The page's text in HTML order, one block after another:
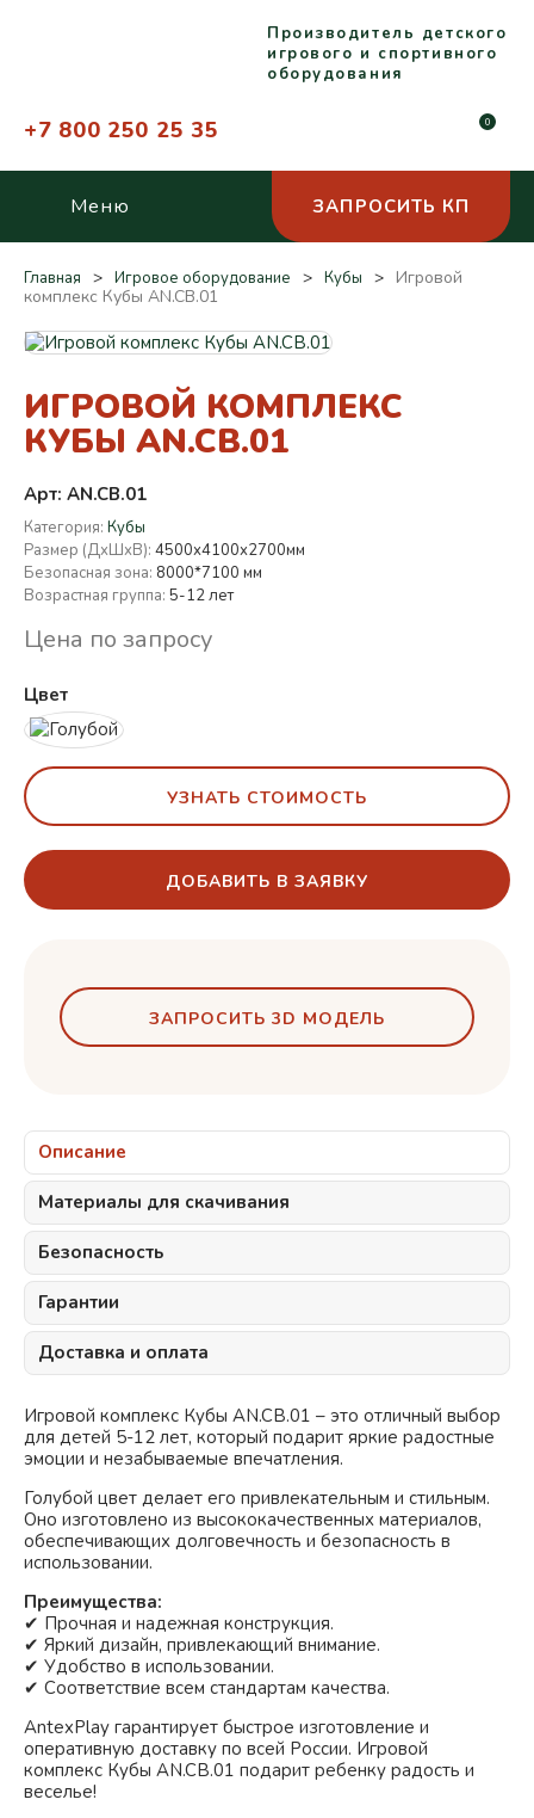
Производитель детского
игрового и спортивного
оборудования
+7 800 250 25 35 0
Меню ЗАПРОСИТЬ КП
Главная Игровое оборудование Кубы
Игровой
комплекс Кубы AN.CB.01
ИГРОВОЙ КОМПЛЕКС
КУБЫ AN.CB.01
Арт: AN.CB.01
Категория: Кубы
Размер (ДхШхВ): 4500х4100х2700мм
Безопасная зона: 8000*7100 мм
Возрастная группа: 5-12 лет
Цена по запросу
Цвет
УЗНАТЬ СТОИМОСТЬ
ДОБАВИТЬ В ЗАЯВКУ
ЗАПРОСИТЬ 3D МОДЕЛЬ
Описание
Материалы для скачивания
Безопасность
Гарантии
Доставка и оплата
Игровой комплекс Кубы AN.CB.01 – это отличный выбор
для детей 5-12 лет, который подарит яркие радостные
эмоции и незабываемые впечатления.
Голубой цвет делает его привлекательным и стильным.
Оно изготовлено из высококачественных материалов,
обеспечивающих долговечность и безопасность в
использовании.
Преимущества:
✔ Прочная и надежная конструкция.
✔ Яркий дизайн, привлекающий внимание.
✔ Удобство в использовании.
✔ Соответствие всем стандартам качества.
AntexPlay гарантирует быстрое изготовление и
оперативную доставку по всей России. Игровой
комплекс Кубы AN.CB.01 подарит ребенку радость и
веселье!